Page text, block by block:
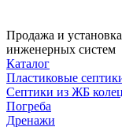
Продажа и
инженерных систем
Каталог
Пластиковые
Септики из ЖБ колец
Погреба
Дренажи